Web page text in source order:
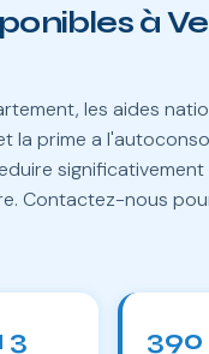
à
les aides
la prime a
Contactez-nous
3